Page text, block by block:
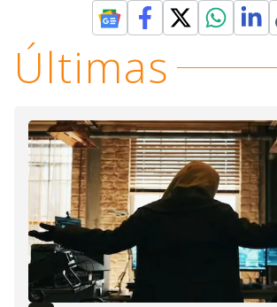
Últimas